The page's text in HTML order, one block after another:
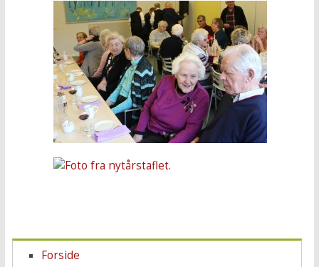
Forside